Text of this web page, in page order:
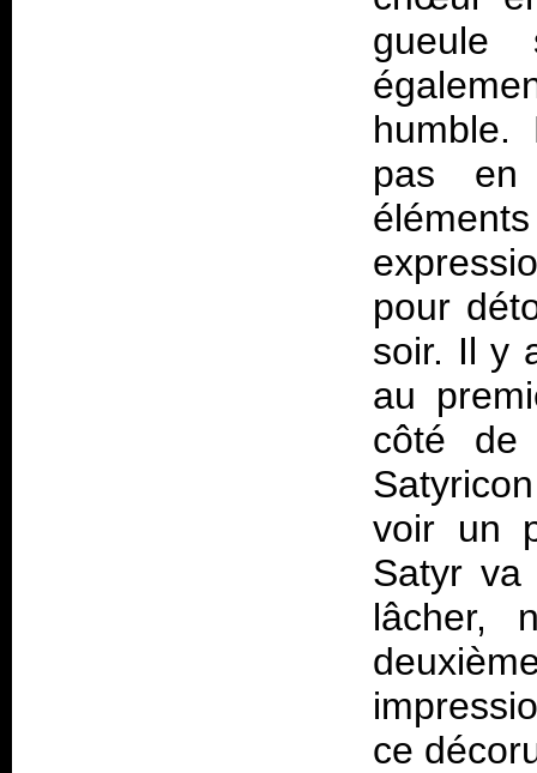
humble.
pas en
pour
soir. Il y
au
côté
voir un
Satyr va
lâcher,
ce